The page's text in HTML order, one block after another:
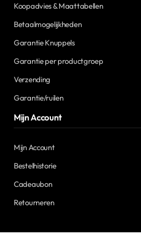
Koopadvies & Maattabellen
Betaalmogelijkheden
Garantie Knuppels
Garantie per productgroep
Verzending
Garantie/ruilen
Mijn Account
Mijn Account
Bestelhistorie
Cadeaubon
Retourneren